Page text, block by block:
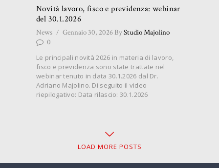
Novità lavoro, fisco e previdenza: webinar
del 30.1.2026
News Gennaio 30, 2026 ByStudio Majolino
0
Le principali novità 2026 in materia di lavoro,
fisco e previdenza sono state trattate nel
webinar tenuto in data 30.1.2026 dal Dr.
Adriano Majolino. Di seguito il video
riepilogativo: Data rilascio: 30.1.2026
LOAD MORE POSTS